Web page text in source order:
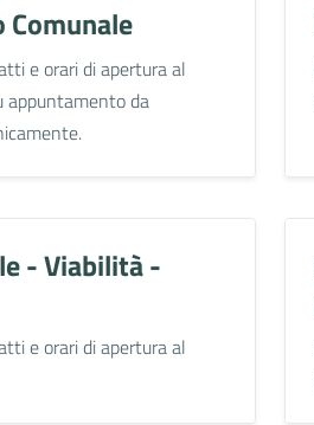
e orari di apertura al
appuntamento da
- Viabilità -
e orari di apertura al